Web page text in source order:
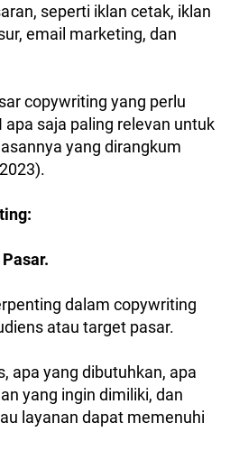
seperti iklan cetak, iklan
email marketing, dan
copywriting yang perlu
saja paling relevan untuk
yang dirangkum
dalam copywriting
atau target pasar.
apa yang dibutuhkan, apa
yang ingin dimiliki, dan
layanan dapat memenuhi